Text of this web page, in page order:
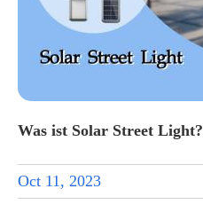
Was ist Solar Street Light?
Oct 11, 2023